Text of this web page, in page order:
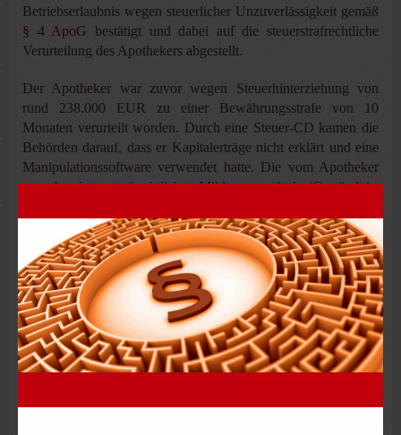
Betriebserlaubnis wegen steuerlicher Unzuverlässigkeit gemäß
§ 4 ApoG bestätigt und dabei auf die steuerstrafrechtliche
Verurteilung des Apothekers abgestellt.
Der Apotheker war zuvor wegen Steuerhinterziehung von
rund 238.000 EUR zu einer Bewährungsstrafe von 10
Monaten verurteilt worden. Durch eine Steuer-CD kamen die
Behörden darauf, dass er Kapitalerträge nicht erklärt und eine
Manipulationssoftware verwendet hatte. Die vom Apotheker
vorgebrachten strafrechtlichen Milderungsgründe (Geständnis,
Schadenswiedergutmachung) überzeugten das VG im
verwaltungsrechtlichen Verfahren nicht.
Praxistipp | Unzuverlässigkeit i. S. des § 4 ApoGsetzt nicht
notwendigerweise spezifisch apothekenrechtliche
Verfehlungen voraus. Vielmehr sind bereits Verstöße gegen
allgemeine Pflichten eines Gewerbetreibenden hierfür
ausreichend (BVerwG 28.8.95, 3 B 7.95; OVG NRW 31.8.06,